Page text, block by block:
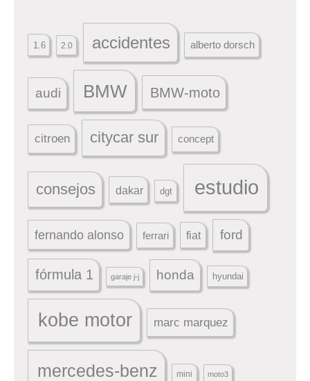
1.6 2.0 accidentes alberto dorsch
audi BMW BMW-moto
citroen citycar sur concept
consejos dakar dgt estudio
fernando alonso ferrari fiat ford
fórmula 1 garaje j-j honda hyundai
kobe motor marc marquez
mercedes-benz mini moto3